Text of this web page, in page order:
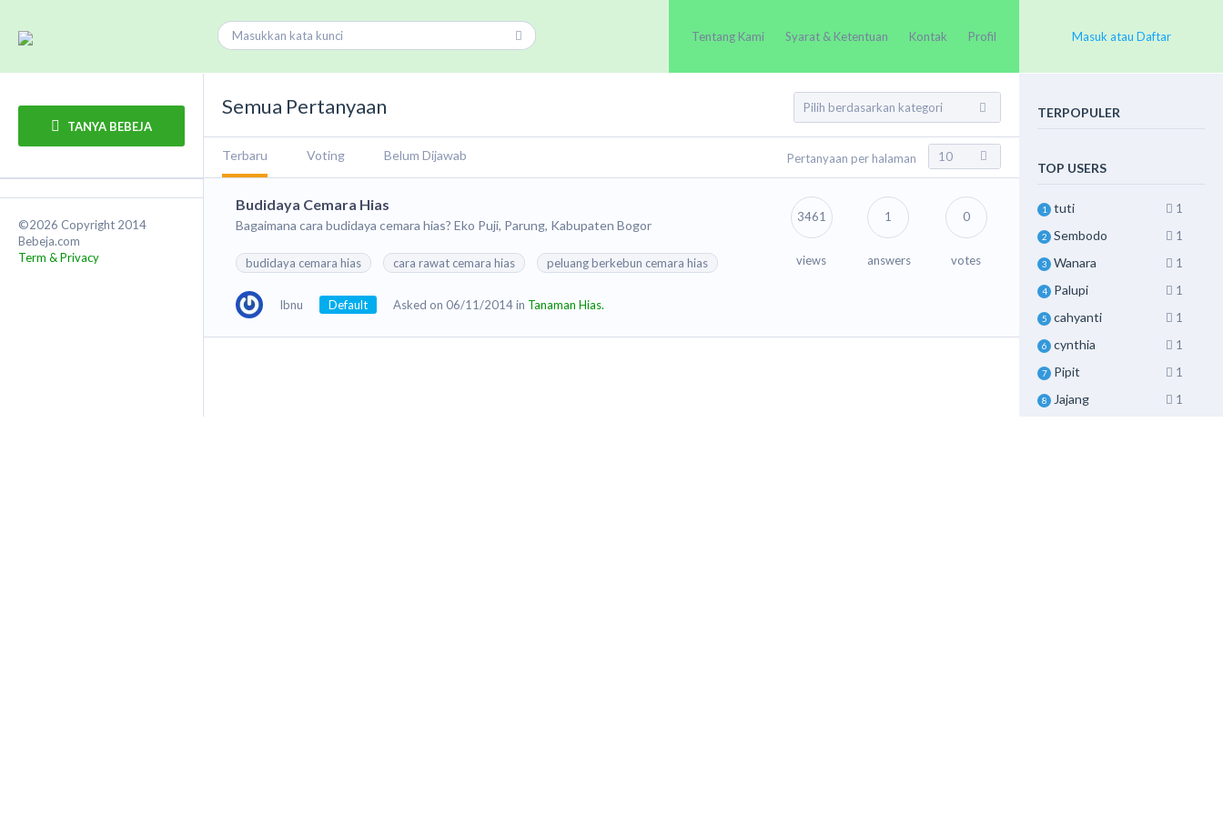
Tentang Kami Syarat & Ketentuan Kontak Profil Masuk atau Daftar
TANYA BEBEJA
©2026 Copyright 2014
Bebeja.com
Term & Privacy
Semua Pertanyaan
Terbaru Voting Belum Dijawab Pertanyaan per halaman
Budidaya Cemara Hias
Bagaimana cara budidaya cemara hias? Eko Puji, Parung, Kabupaten Bogor
budidaya cemara hias cara rawat cemara hias peluang berkebun cemara hias
Ibnu Default Asked on 06/11/2014 in Tanaman Hias.
3461
views
1
answers
0
votes
TERPOPULER
TOP USERS
1 tuti 1
2 Sembodo 1
3 Wanara 1
4 Palupi 1
5 cahyanti 1
6 cynthia 1
7 Pipit 1
8 Jajang 1